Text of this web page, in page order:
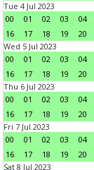
Tue 4 Jul 2023
00
01 02 03 04
16
17 18 19 20
Wed 5 Jul 2023
00
01 02 03 04
16
17 18 19 20
Thu 6 Jul 2023
00
01 02 03 04
16
17 18 19 20
Fri 7 Jul 2023
00
01 02 03 04
16
17 18 19 20
Sat 8 Jul 2023